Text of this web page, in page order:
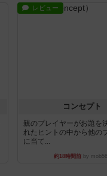
レビュー
コンセプト
親のプレイヤーがお題を
れたヒントの中から他の
に当て...
約18時間前by